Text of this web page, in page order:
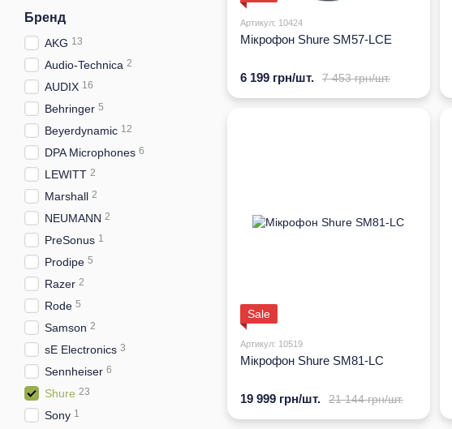
Артикул: 10424
Мікрофон Shure SM57-LCE
7 453 грн/шт.
6 199 грн/шт.
Sale
Артикул: 10519
Мікрофон Shure SM81-LC
21 144 грн/шт.
19 999 грн/шт.
Бренд
AKG 13
Audio-Technica 2
AUDIX 16
Behringer 5
Beyerdynamic 12
DPA Microphones 6
LEWITT 2
Marshall 2
NEUMANN 2
PreSonus 1
Prodipe 5
Razer 2
Rode 5
Samson 2
sE Electronics 3
Sennheiser 6
Shure 23
Sony 1